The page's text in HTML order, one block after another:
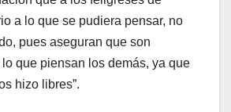
a lo que se pudiera pensar, no
pues aseguran que son
que piensan los demás, ya que
hizo libres”.